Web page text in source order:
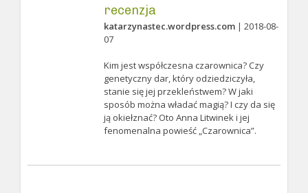
recenzja
katarzynastec.wordpress.com| 2018-08-
07
Kim jest współczesna czarownica? Czy
genetyczny dar, który odziedziczyła,
stanie się jej przekleństwem? W jaki
sposób można władać magią? I czy da się
ją okiełznać? Oto Anna Litwinek i jej
fenomenalna powieść „Czarownica”.